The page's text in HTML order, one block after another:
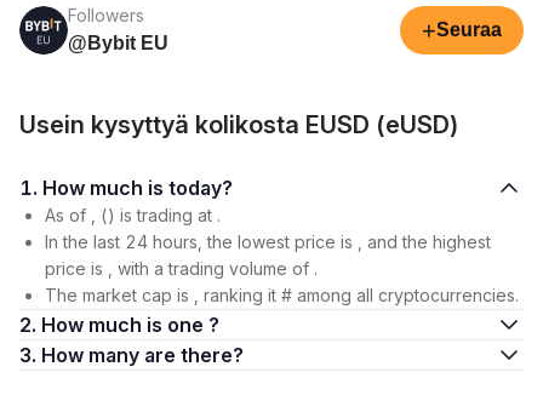
Followers
@Bybit EU
+Seuraa
Usein kysyttyä kolikosta EUSD (eUSD)
1. How much is today?
As of , () is trading at .
In the last 24 hours, the lowest price is , and the highest
price is , with a trading volume of .
The market cap is , ranking it # among all cryptocurrencies.
2. How much is one ?
3. How many are there?